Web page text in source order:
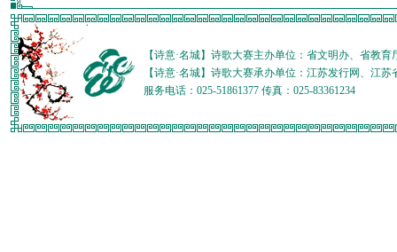
【诗意·名城】诗歌大赛主办单位：省文明办、省教
【诗意·名城】诗歌大赛承办单位：江苏发行网、江
服务电话：025-51861377 传真：025-83361234